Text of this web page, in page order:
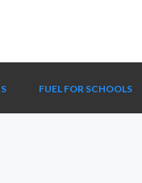
FUEL FOR SCHOOLS